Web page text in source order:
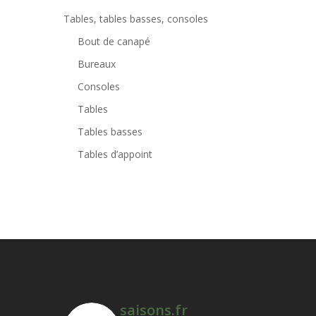
Tables, tables basses, consoles
Bout de canapé
Bureaux
Consoles
Tables
Tables basses
Tables d’appoint
saisons.fr